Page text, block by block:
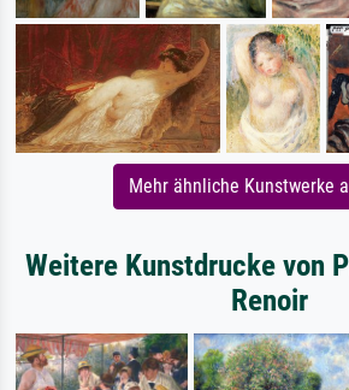
Mehr ähnliche Kunstwerke
Weitere Kunstdrucke von
Renoir